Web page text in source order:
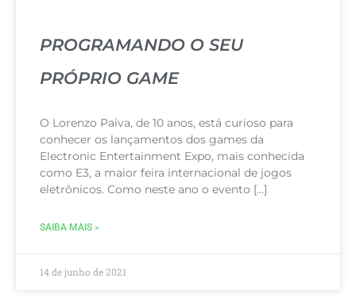
PROGRAMANDO O SEU
PRÓPRIO GAME
O Lorenzo Paiva, de 10 anos, está curioso para
conhecer os lançamentos dos games da
Electronic Entertainment Expo, mais conhecida
como E3, a maior feira internacional de jogos
eletrônicos. Como neste ano o evento […]
SAIBA MAIS »
14 de junho de 2021